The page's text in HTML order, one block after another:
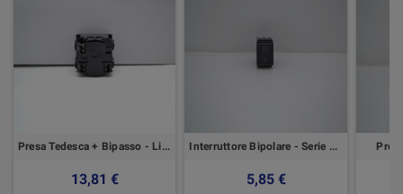
Presa Tedesca + Bipasso - Living Int Bticino
13,81 €
Interruttore Bipolare - Serie Arc Marlanvil
5,85 €